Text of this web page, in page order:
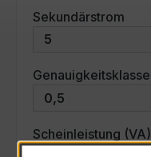
Sekundärstrom
Genauigkeitsklasse
Scheinleistung (VA)